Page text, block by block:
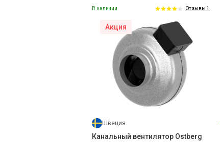
В наличии Отзывы 1
Акция
Швеция
Канальный вентилятор Ostberg